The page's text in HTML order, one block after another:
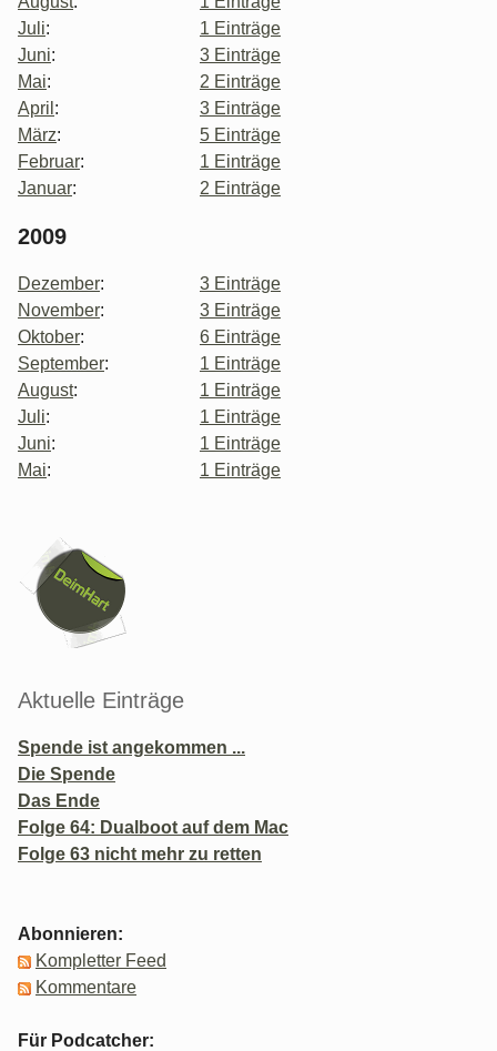
Juli:
1 Einträge
Juni:
3 Einträge
Mai:
2 Einträge
April :
3 Einträge
März:
5 Einträge
Februar:
1 Einträge
Januar: 2 Einträge
2009
Dezember:
3 Einträge
November:
3 Einträge
Oktober:
6 Einträge
September:
1 Einträge
August:
1 Einträge
Juli:
1 Einträge
Juni:
1 Einträge
Mai: 1 Einträge
Seitenleiste
Aktuelle Einträge
Spende ist angekommen ...
Die Spende
Das Ende
Folge 64: Dualboot auf dem Mac
Folge 63 nicht mehr zu retten
Abonnieren:
Kompletter Feed
Kommentare
Für Podcatcher: